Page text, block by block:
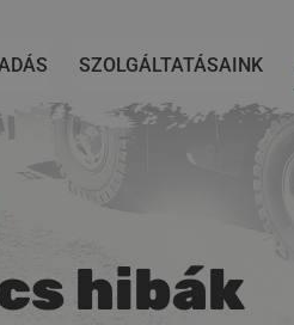
SZOLGÁLTATÁSAINK
hibák